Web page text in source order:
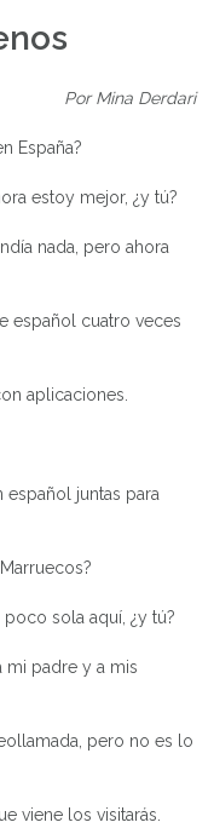
Por Mina Derdari
España?
estoy mejor, ¿y tú?
nada, pero ahora
español cuatro veces
aplicaciones.
juntas para
sola aquí, ¿y tú?
mi padre y a mis
pero no es lo
viene los visitarás.